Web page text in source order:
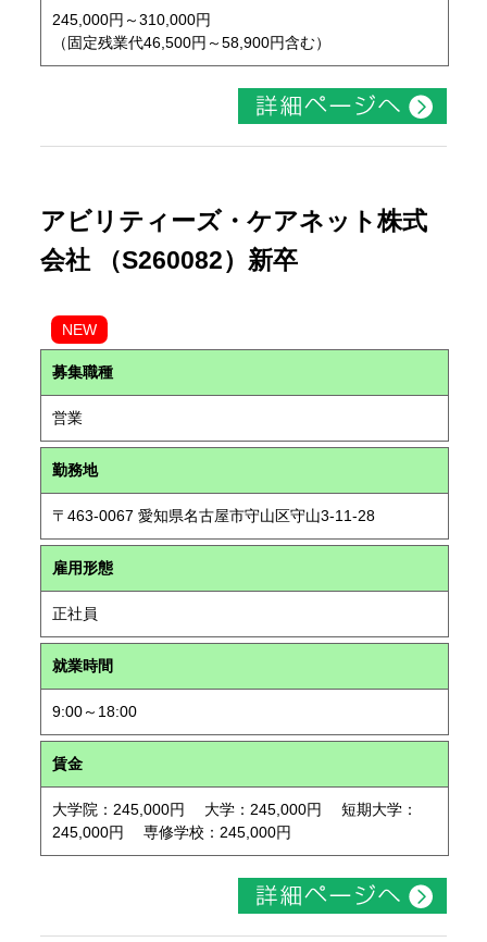
245,000円～310,000円
（固定残業代46,500円～58,900円含む）
アビリティーズ・ケアネット株式
会社 （S260082）新卒
NEW
募集職種
営業
勤務地
〒463-0067 愛知県名古屋市守山区守山3-11-28
雇用形態
正社員
就業時間
9:00～18:00
賃金
大学院：245,000円 大学：245,000円 短期大学：
245,000円 専修学校：245,000円